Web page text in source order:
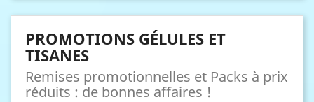
PROMOTIONS GÉLULES ET
TISANES
Remises promotionnelles et Packs à prix
réduits : de bonnes affaires !